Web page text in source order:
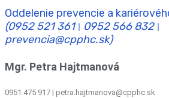
Oddelenie prevencie a
(0952 521 361
0952 566 832
prevencia@cpphc.sk)
Mgr. Petra Hajtmanová
0951 475 917 | petra.hajtmanova@cpphc.sk